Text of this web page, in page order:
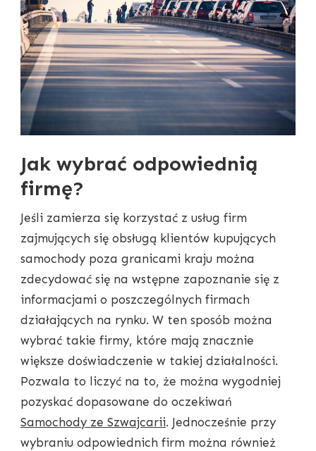
Jak wybrać odpowiednią
firmę?
Jeśli zamierza się korzystać z usług firm
zajmujących się obsługą klientów kupujących
samochody poza granicami kraju można
zdecydować się na wstępne zapoznanie się z
informacjami o poszczególnych firmach
działających na rynku. W ten sposób można
wybrać takie firmy, które mają znacznie
większe doświadczenie w takiej działalności.
Pozwala to liczyć na to, że można wygodniej
pozyskać dopasowane do oczekiwań
Samochody ze Szwajcarii. Jednocześnie przy
wybraniu odpowiednich firm można również